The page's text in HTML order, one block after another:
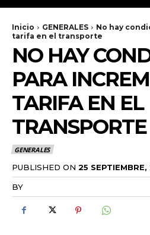
Inicio GENERALES
No hay
tarifa en el transporte
NO HAY
PARA
TARIFA EN EL
TRANSPORTE
GENERALES
PUBLISHED ON 25
BY